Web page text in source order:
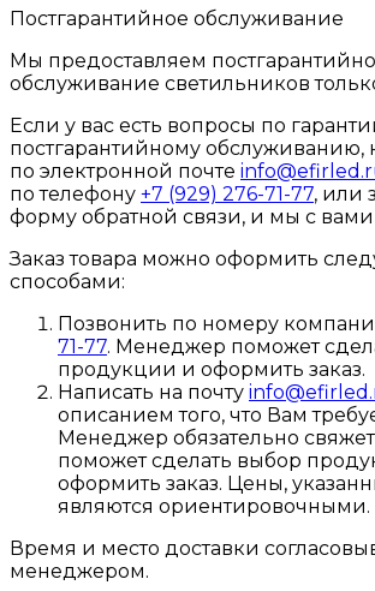
Постгарантийное обслуживание
Мы предоставляем
обслуживание светильников
Если у вас есть вопросы по
постгарантийному обслуживанию,
по электронной почте
по телефону +7 (929) 276-71-77, или
форму обратной связи, и мы с
Заказ товара можно оформить
способами:
Позвонить по номеру
71-77. Менеджер поможет
продукции и оформить заказ.
Написать на почту
описанием того, что Вам
Менеджер обязательно
поможет сделать выбор
оформить заказ. Цены,
являются ориентировочными.
Время и место доставки
менеджером.